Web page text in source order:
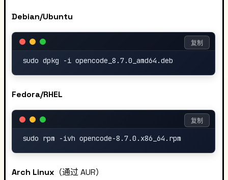
Debian/Ubuntu
复制
Fedora/RHEL
复制
Arch Linux （通过 AUR）